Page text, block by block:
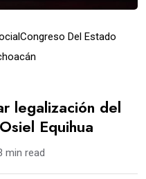
Congreso Del Estado
legalización del
Equihua
min read